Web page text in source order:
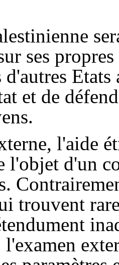
ses
d'autres
et de
l'aide
l'objet d'un
trouvent